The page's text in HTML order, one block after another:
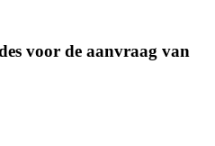
voor de aanvraag van